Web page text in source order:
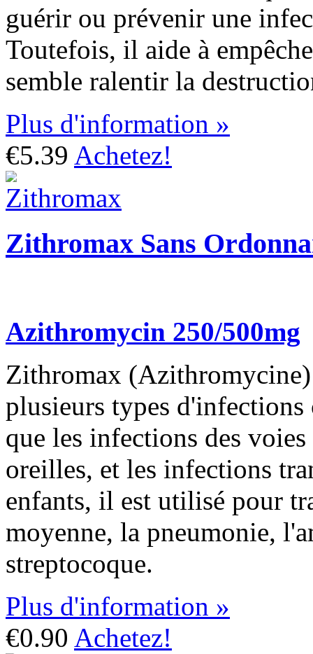
guérir ou prévenir une
Toutefois, il aide à
semble ralentir la
Plus d'information »
€5.39 Achetez!
Zithromax Sans
Azithromycin 250/500mg
Zithromax
plusieurs types d'infections
que les infections des
oreilles, et les infections
enfants, il est utilisé pour
moyenne, la pneumonie,
streptocoque.
Plus d'information »
€0.90 Achetez!